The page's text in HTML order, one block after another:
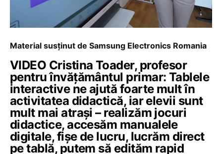
Material susținut de Samsung Electronics Romania
VIDEO Cristina Toader, profesor
pentru învățământul primar: Tablele
interactive ne ajută foarte mult în
activitatea didactică, iar elevii sunt
mult mai atrași – realizăm jocuri
didactice, accesăm manualele
digitale, fișe de lucru, lucrăm direct
pe tablă, putem să edităm rapid